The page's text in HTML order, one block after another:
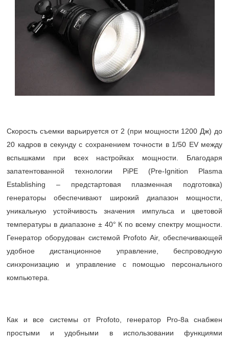
Скорость съемки варьируется от 2 (при мощности 1200 Дж) до
20 кадров в секунду с сохранением точности в 1/50 EV между
вспышками при всех настройках мощности. Благодаря
запатентованной технологии PiPE (Pre-Ignition Plasma
Establishing – предстартовая плазменная подготовка)
генераторы обеспечивают широкий диапазон мощности,
уникальную устойчивость значения импульса и цветовой
температуры в диапазоне ± 40° К по всему спектру мощности.
Генератор оборудован системой Profoto Air, обеспечивающей
удобное дистанционное управление, беспроводную
синхронизацию и управление с помощью персонального
компьютера.
Как и все системы от Profoto, генератор Pro-8a снабжен
простыми и удобными в использовании функциями